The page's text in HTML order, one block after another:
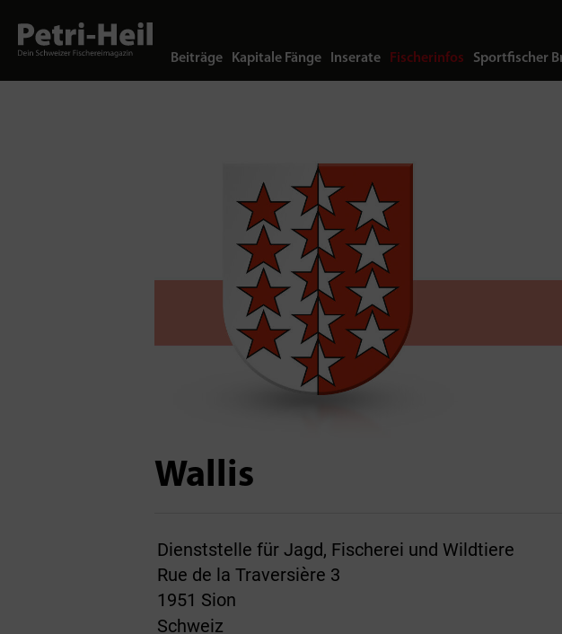
Beiträge Kapitale Fänge Inserate Fischerinfos Sportfischer
Wallis
Dienststelle für Jagd, Fischerei und Wildtiere
Rue de la Traversière 3
1951 Sion
Schweiz